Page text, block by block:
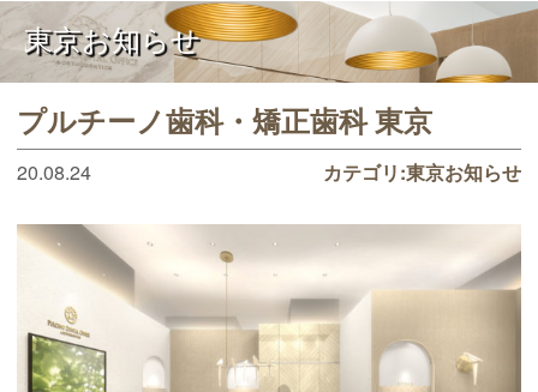
東京お知らせ
プルチーノ歯科・矯正歯科 東京
20.08.24 カテゴリ:東京お知らせ